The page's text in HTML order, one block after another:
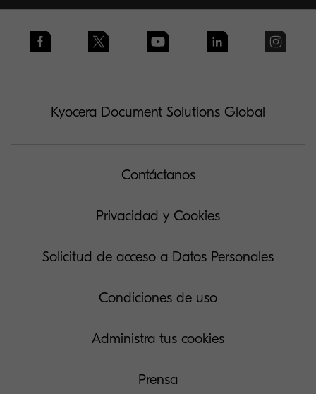
Kyocera Document Solutions Global
Contáctanos
Privacidad y Cookies
Solicitud de acceso a Datos Personales
Condiciones de uso
Administra tus cookies
Prensa